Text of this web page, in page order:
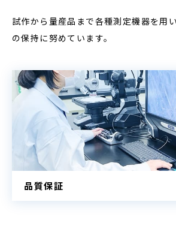
試作から量産品まで各種測定機器を用い
の保持に努めています。
品質保証